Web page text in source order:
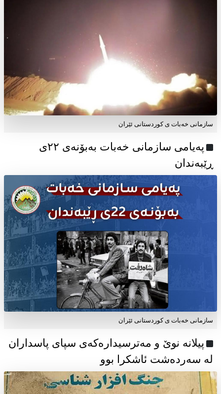
سازمانی خەبات ی کوردستانی ئێران
پەیامی سازمانی خەبات بەبۆنەی ۲۲ی
ڕێبەندان
سازمانی خەبات ی كوردستانی ئێران
پیلانە نوێ و مەترسیدارەکەی سپای پاسداران
لە سەردەشت ئاشکرا بوو